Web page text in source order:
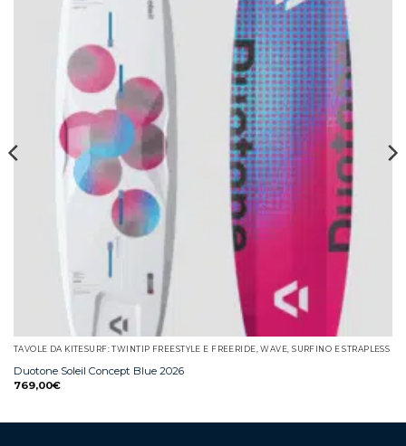
TAVOLE DA KITESURF: TWINTIP FREESTYLE E FREERIDE, WAVE, SURFINO E STRAPLESS
Duotone Soleil Concept Blue 2026
769,00€